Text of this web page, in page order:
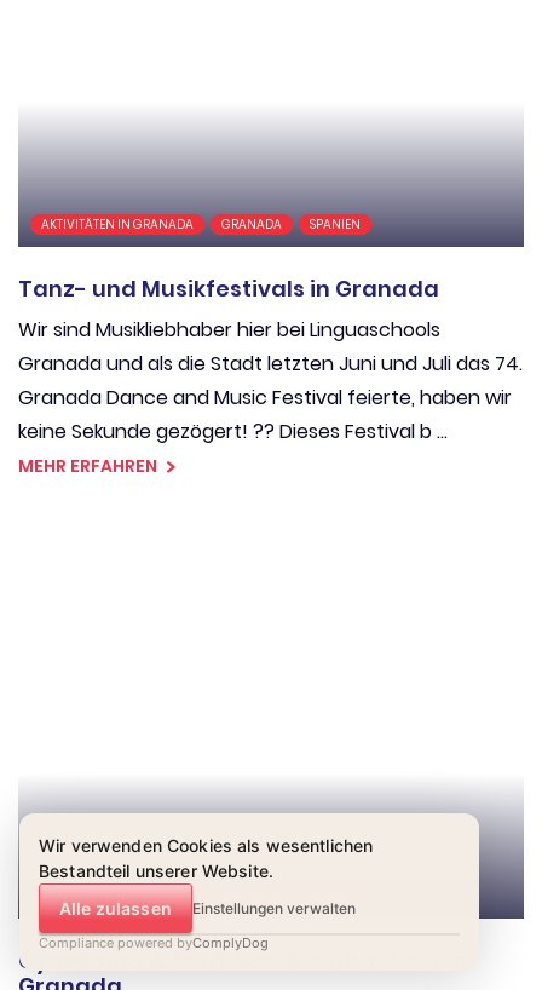
AKTIVITÄTEN IN GRANADA GRANADA SPANIEN
Tanz- und Musikfestivals in Granada
Wir sind Musikliebhaber hier bei Linguaschools
Granada und als die Stadt letzten Juni und Juli das 74.
Granada Dance and Music Festival feierte, haben wir
keine Sekunde gezögert! ?? Dieses Festival b ...
MEHR ERFAHREN
AKTIVITÄTEN IN GRANADA
Gymkhana & Tradition: Día de la Cruz in
Wir verwenden Cookies als wesentlichen
Bestandteil unserer Website.
Alle zulassen
Einstellungen verwalten
Compliance powered byComplyDog